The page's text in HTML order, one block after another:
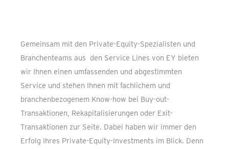
Gemeinsam mit den Private-Equity-Spezialisten und
Branchenteams aus den Service Lines von EY bieten
wir Ihnen einen umfassenden und abgestimmten
Service und stehen Ihnen mit fachlichem und
branchenbezogenem Know-how bei Buy-out-
Transaktionen, Rekapitalisierungen oder Exit-
Transaktionen zur Seite. Dabei haben wir immer den
Erfolg Ihres Private-Equity-Investments im Blick. Denn